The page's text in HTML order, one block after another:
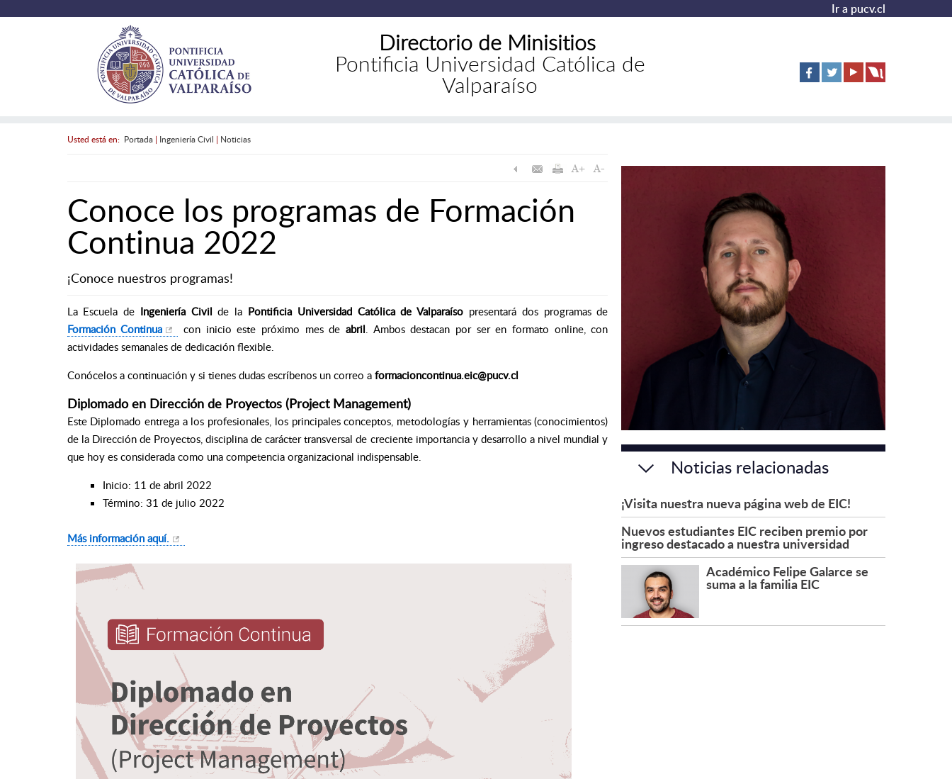
Ir a pucv.cl
Directorio de Minisitios
Pontificia Universidad Católica de
Valparaíso
Usted está en: Portada| Ingeniería Civil | Noticias
Conoce los programas de Formación
Continua 2022
¡Conoce nuestros programas!
La Escuela de Ingeniería Civil de la Pontificia Universidad Católica de Valparaíso presentará dos programas de
Formación Continua
con inicio este próximo mes de abril. Ambos destacan por ser en formato online, con
actividades semanales de dedicación flexible.
Conócelos a continuación y si tienes dudas escríbenos un correo a formacioncontinua.eic@pucv.cl
Diplomado en Dirección de Proyectos (Project Management)
Este Diplomado entrega a los profesionales, los principales conceptos, metodologías y herramientas (conocimientos)
de la Dirección de Proyectos, disciplina de carácter transversal de creciente importancia y desarrollo a nivel mundial y
que hoy es considerada como una competencia organizacional indispensable.
Inicio: 11 de abril 2022
Término: 31 de julio 2022
Más información aquí.
Noticias relacionadas
¡Visita nuestra nueva página web de EIC!
Nuevos estudiantes EIC reciben premio por
ingreso destacado a nuestra universidad
Académico Felipe Galarce se
suma a la familia EIC